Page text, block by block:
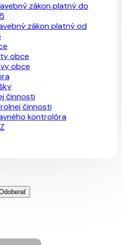
zákon platný do
zákon platný od
obce
obce
činnosti
činnosti
kontrolóra